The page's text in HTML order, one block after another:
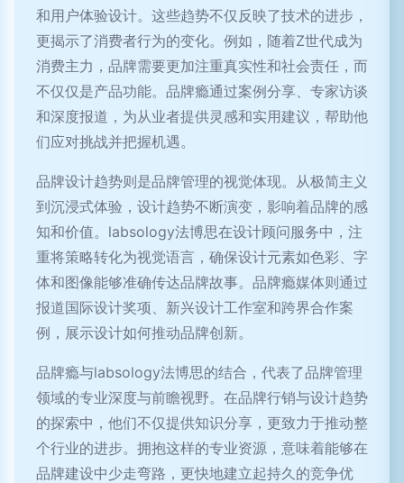
和用户体验设计。这些趋势不仅反映了技术的进步，
更揭示了消费者行为的变化。例如，随着Z世代成为
消费主力，品牌需要更加注重真实性和社会责任，而
不仅仅是产品功能。品牌瘾通过案例分享、专家访谈
和深度报道，为从业者提供灵感和实用建议，帮助他
们应对挑战并把握机遇。
品牌设计趋势则是品牌管理的视觉体现。从极简主义
到沉浸式体验，设计趋势不断演变，影响着品牌的感
知和价值。labsology法博思在设计顾问服务中，注
重将策略转化为视觉语言，确保设计元素如色彩、字
体和图像能够准确传达品牌故事。品牌瘾媒体则通过
报道国际设计奖项、新兴设计工作室和跨界合作案
例，展示设计如何推动品牌创新。
品牌瘾与labsology法博思的结合，代表了品牌管理
领域的专业深度与前瞻视野。在品牌行销与设计趋势
的探索中，他们不仅提供知识分享，更致力于推动整
个行业的进步。拥抱这样的专业资源，意味着能够在
品牌建设中少走弯路，更快地建立起持久的竞争优